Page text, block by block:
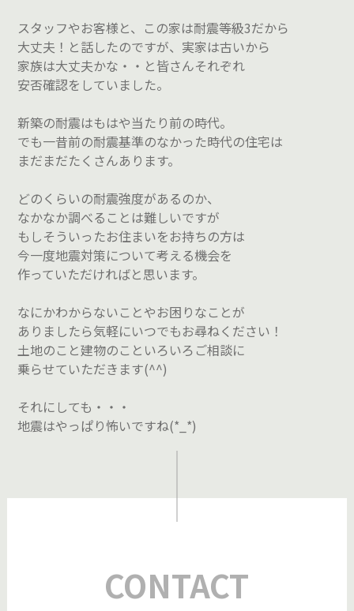
スタッフやお客様と、この家は耐震等級3だから
大丈夫！と話したのですが、実家は古いから
家族は大丈夫かな・・と皆さんそれぞれ
安否確認をしていました。
新築の耐震はもはや当たり前の時代。
でも一昔前の耐震基準のなかった時代の住宅は
まだまだたくさんあります。
どのくらいの耐震強度があるのか、
なかなか調べることは難しいですが
もしそういったお住まいをお持ちの方は
今一度地震対策について考える機会を
作っていただければと思います。
なにかわからないことやお困りなことが
ありましたら気軽にいつでもお尋ねください！
土地のこと建物のこといろいろご相談に
乗らせていただきます(^^)
それにしても・・・
地震はやっぱり怖いですね(*_*)
CONTACT